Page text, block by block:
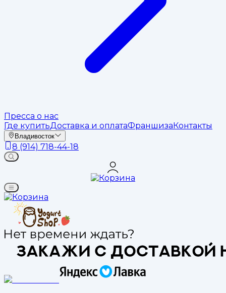
Пресса о нас
Где купитьДоставка и оплатаФраншизаКонтакты
Владивосток
8 (914) 718-44-18